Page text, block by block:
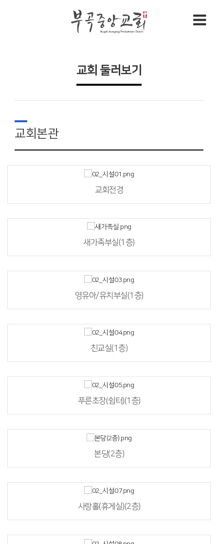
교회 둘러보기
교회본관
교회전경
새가족부실(1층)
영유아/유치부실(1층)
친교실(1층)
푸른초장(쉼터)(1층)
본당(2층)
사랑홀(휴게실)(2층)